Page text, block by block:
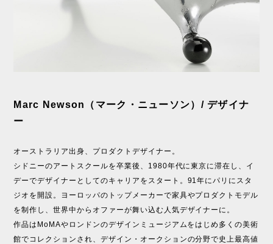
Marc Newson（マーク・ニューソン）/ デザイナ
ー
オーストラリア出身、プロダクトデザイナー。
シドニーのアートスクールを卒業後、1980年代に東京に滞在し、イ
デーでデザイナーとしてのキャリアをスタート。91年にパリにスタ
ジオを開設。ヨーロッパのトップメーカーで家具やプロダクトモデル
を制作し、世界中からオファーが舞い込む人気デザイナーに。
作品はMoMAやロンドンのデザインミュージアムをはじめ多くの美術
館でコレクションされ、デザイン・オークションの分野で史上最高値